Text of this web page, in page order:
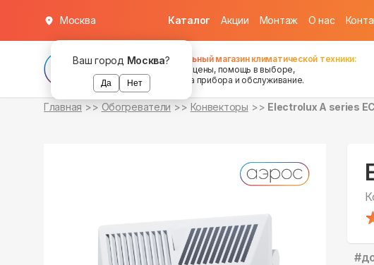
Ваш город Москва?
Да Нет
Москва Каталог Акции Монтаж О нас
Федеральный магазин климатической техники:
хорошие цены, помощь в выборе,
установка прибора и обслуживание.
Главная Обогреватели Конвекторы Electrolux A series
#
уточняйте
уточняйте